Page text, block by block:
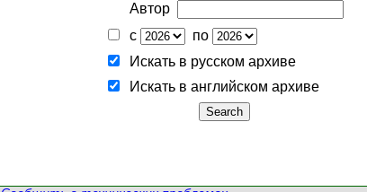
Автор
с
по
Искать в русском архиве
Искать в английском архиве